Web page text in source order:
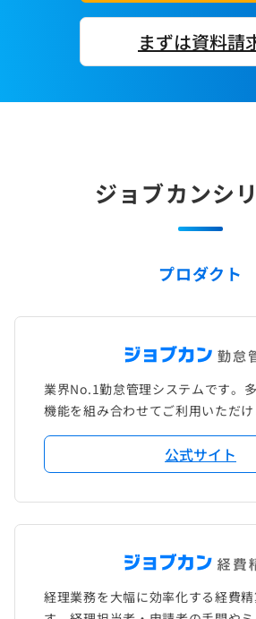
まずは資料請
ジョブカンシ
プロダクト
業界No.1勤怠管理システムです。
機能を組み合わせてご利用いただけ
公式サイト
経理業務を大幅に効率化する経費